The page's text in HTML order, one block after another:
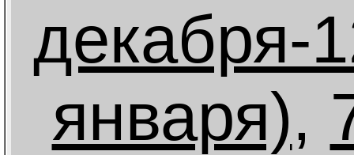
декабря-
января),